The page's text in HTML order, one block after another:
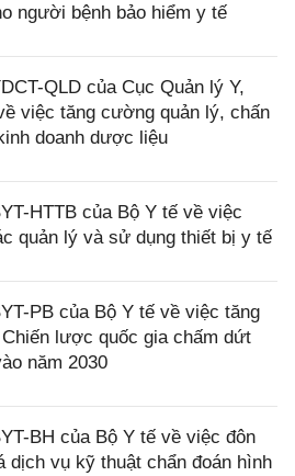
người bệnh bảo hiểm y tế
QLD của Cục Quản lý Y,
việc tăng cường quản lý, chấn
doanh dược liệu
HTTB của Bộ Y tế về việc
quản lý và sử dụng thiết bị y tế
PB của Bộ Y tế về việc tăng
lược quốc gia chấm dứt
năm 2030
BH của Bộ Y tế về việc đôn
dịch vụ kỹ thuật chẩn đoán hình